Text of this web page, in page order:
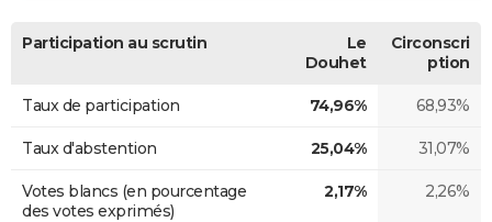
Participation au scrutin
Le
Douhet
Circonscri
ption
Taux de participation 74,96% 68,93%
Taux d'abstention 25,04% 31,07%
Votes blancs (en pourcentage
des votes exprimés)
2,17% 2,26%